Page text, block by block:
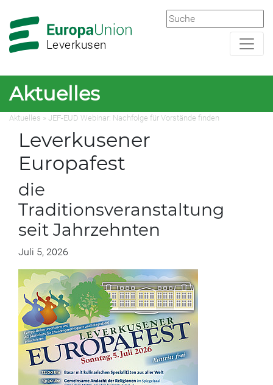
Hauptnavigation
Hauptbereich
Leverkusen
Aktuelles
Aktuelles » JEF-EUD Webinar: Nachfolge für Vorstände finden
Leverkusener
Europafest
die
Traditionsveranstaltung
seit Jahrzehnten
Juli 5, 2026